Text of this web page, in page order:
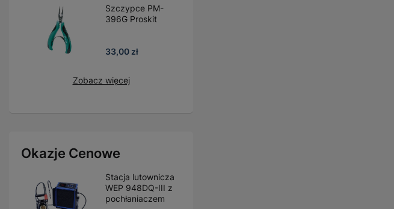
Szczypce PM-
396G Proskit
33,00 zł
Zobacz więcej
Okazje Cenowe
Stacja lutownicza
WEP 948DQ-III z
pochłaniaczem